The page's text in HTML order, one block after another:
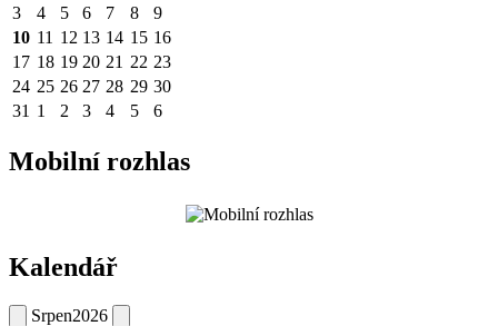
3
4 5 6 7 8
9
10 11 12 13 14 15 16
17 18 19 20 21 22 23
24 25 26 27 28 29 30
31 1 2 3 4 5 6
Mobilní rozhlas
Kalendář
Srpen2026